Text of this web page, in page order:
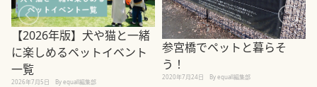
【2026年版】犬や猫と一緒
に楽しめるペットイベント
一覧
2026年7月5日 By equall編集部
参宮橋でペットと暮らそ
う！
2020年7月24日 By equall編集部